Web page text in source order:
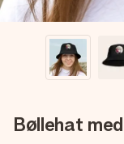
Bøllehat